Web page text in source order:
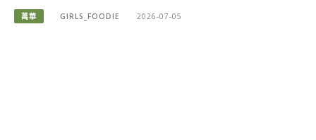
萬華 GIRLS_FOODIE 2026-07-05